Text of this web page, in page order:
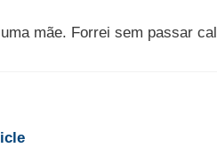
mãe. Forrei sem passar